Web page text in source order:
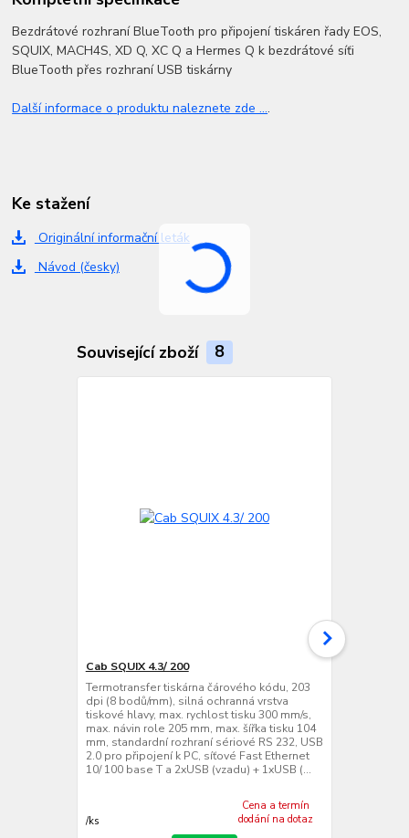
Bezdrátové rozhraní BlueTooth pro připojení tiskáren řady EOS,
SQUIX, MACH4S, XD Q, XC Q a Hermes Q k bezdrátové síťi
BlueTooth přes rozhraní USB tiskárny
Další informace o produktu naleznete zde ....
Ke stažení
Originální informační leták
Návod (česky)
Související zboží 8
Cab SQUIX 4.3/ 200
Termotransfer tiskárna čárového kódu, 203
dpi (8 bodů/mm), silná ochranná vrstva
tiskové hlavy, max. rychlost tisku 300 mm/s,
max. návin role 205 mm, max. šířka tisku 104
mm, standardní rozhraní sériové RS 232, USB
2.0 pro připojení k PC, síťové Fast Ethernet
10/ 100 base T a 2xUSB (vzadu) + 1xUSB (...
/ks
Cena a termín
dodání na dotaz